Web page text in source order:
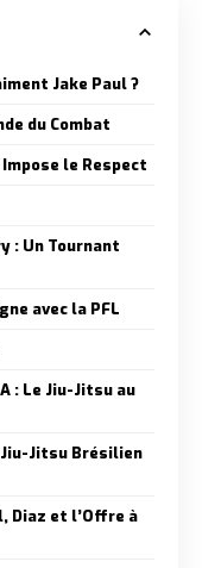
Jake Paul ?
du Combat
Impose le Respect
: Un Tournant
avec la PFL
: Le Jiu-Jitsu au
Jiu-Jitsu Brésilien
Diaz et l’Offre à